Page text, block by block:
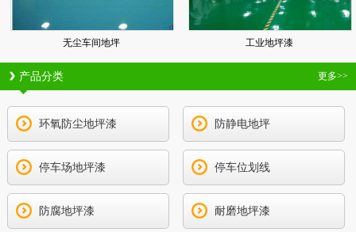
无尘车间地坪 工业地坪漆
更多>>
产品分类
环氧防尘地坪漆 防静电地坪
停车场地坪漆 停车位划线
防腐地坪漆 耐磨地坪漆